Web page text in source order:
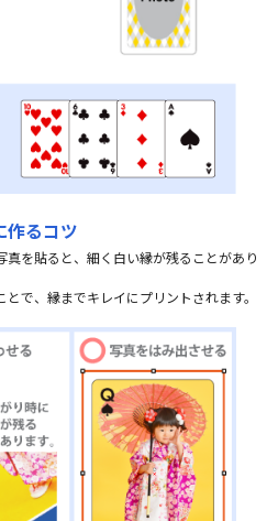
作るコツ
を貼ると、細く白い縁が残ることがあり
で、縁までキレイにプリントされます。